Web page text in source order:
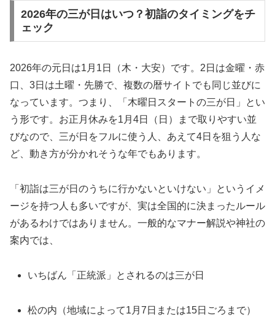
2026年の三が日はいつ？初詣のタイミングをチ
ェック
2026年の元日は1月1日（木・大安）です。2日は金曜・赤
口、3日は土曜・先勝で、複数の暦サイトでも同じ並びに
なっています。つまり、「木曜日スタートの三が日」とい
う形です。お正月休みを1月4日（日）まで取りやすい並
びなので、三が日をフルに使う人、あえて4日を狙う人な
ど、動き方が分かれそうな年でもあります。
「初詣は三が日のうちに行かないといけない」というイメ
ージを持つ人も多いですが、実は全国的に決まったルール
があるわけではありません。一般的なマナー解説や神社の
案内では、
いちばん「正統派」とされるのは三が日
松の内（地域によって1月7日または15日ごろまで）